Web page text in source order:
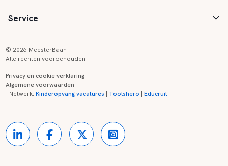
Voortgezet onderwijs
Kinderopvang
Vacatures
Zij-instroom informatie
Onderwijsregio's
Inloggen
Registreren
Contact
Service
Onderwijs links
Partners
© 2026 MeesterBaan
Alle rechten voorbehouden
Privacy en cookie verklaring
Algemene voorwaarden
Netwerk:Kinderopvang vacatures | Toolshero |Educruit